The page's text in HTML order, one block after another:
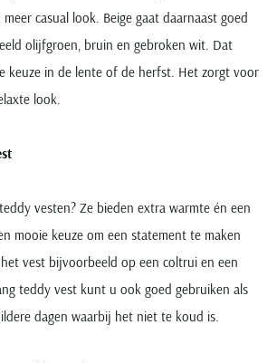
casual look. Beige gaat daarnaast goed
olijfgroen, bruin en gebroken wit. Dat
keuze in de lente of de herfst. Het zorgt voor
look.
vesten? Ze bieden extra warmte én een
mooie keuze om een statement te maken
vest bijvoorbeeld op een coltrui en een
teddy vest kunt u ook goed gebruiken als
dagen waarbij het niet te koud is.